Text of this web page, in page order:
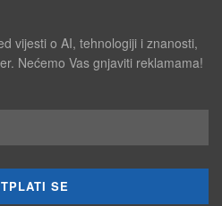
vijesti o AI, tehnologiji i znanosti,
Nećemo Vas gnjaviti reklamama!